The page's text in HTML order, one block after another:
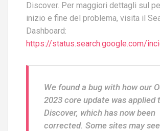
Discover. Per maggiori dettagli sul
inizio e fine del problema, visita il
Dashboard:
https://status.search.google.com/
We found a bug with how our
2023 core update was applied
Discover, which has now been
corrected. Some sites may